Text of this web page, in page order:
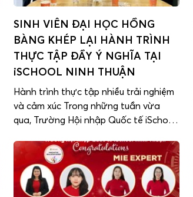
SINH VIÊN ĐẠI HỌC HỒNG
BÀNG KHÉP LẠI HÀNH TRÌNH
THỰC TẬP ĐẦY Ý NGHĨA TẠI
iSCHOOL NINH THUẬN
Hành trình thực tập nhiều trải nghiệm
và cảm xúc Trong những tuần vừa
qua, Trường Hội nhập Quốc tế iSchool
bạn sinh viên đến từ Đại học Quốc tế
Hồng Bàng (HIU) trong chương trình
thực tập sư phạm chuyên ngành Tiểu
học. Tại đây, các bạn […]